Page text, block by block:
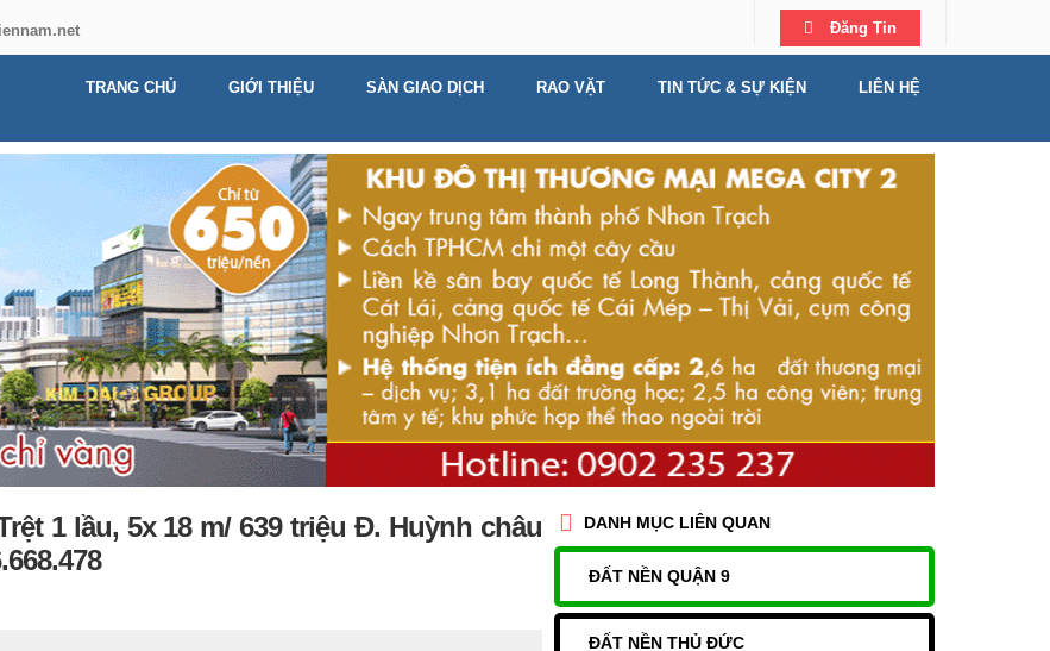
Đăng Tin
TRANG CHỦ GIỚI THIỆU SÀN GIAO DỊCH RAO VẶT TIN TỨC & SỰ KIỆN LIÊN HỆ
1 lầu, 5x 18 m/ 639 triệu Đ. Huỳnh châu
DANH MỤC LIÊN QUAN
ĐẤT NỀN QUẬN 9
ĐẤT NỀN THỦ ĐỨC